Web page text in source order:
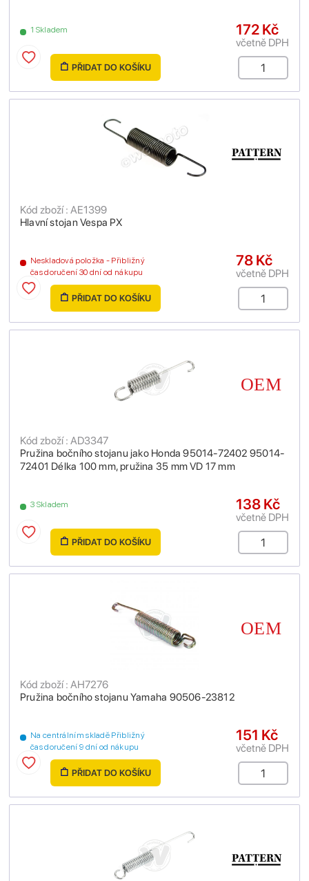
1 Skladem 172 Kč
včetně DPH
PŘIDAT DO KOŠÍKU
Hlavní stojan Vespa PX
Kód zboží : AE1399
Neskladová položka - Přibližný
čas doručení 30 dní od nákupu
78 Kč
včetně DPH
PŘIDAT DO KOŠÍKU
Pružina bočního stojanu jako Honda 95014-72402 95014-
72401 Délka 100 mm, pružina 35 mm VD 17 mm
Kód zboží : AD3347
3 Skladem 138 Kč
včetně DPH
PŘIDAT DO KOŠÍKU
Pružina bočního stojanu Yamaha 90506-23812
Kód zboží : AH7276
Na centrálním skladě Přibližný
čas doručení 9 dní od nákupu
151 Kč
včetně DPH
PŘIDAT DO KOŠÍKU